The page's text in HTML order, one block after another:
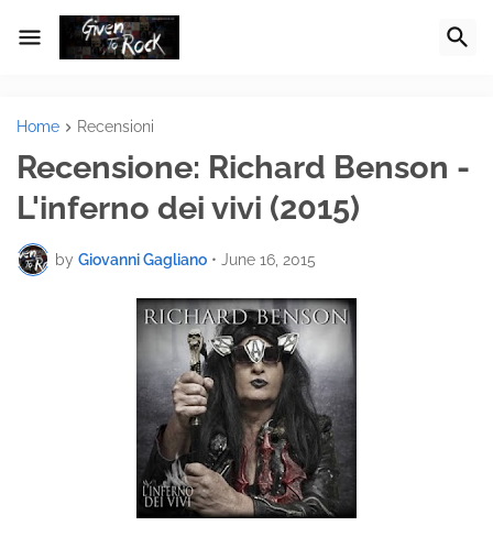
Home Recensioni
Recensione: Richard Benson -
L'inferno dei vivi (2015)
by Giovanni Gagliano • June 16, 2015